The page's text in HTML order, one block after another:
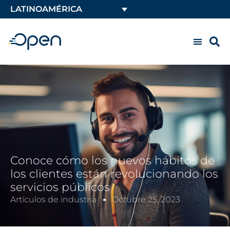
LATINOAMÉRICA
Conoce cómo los nuevos hábitos de
los clientes están revolucionando los
servicios públicos
Artículos de industria Octubre 25, 2023